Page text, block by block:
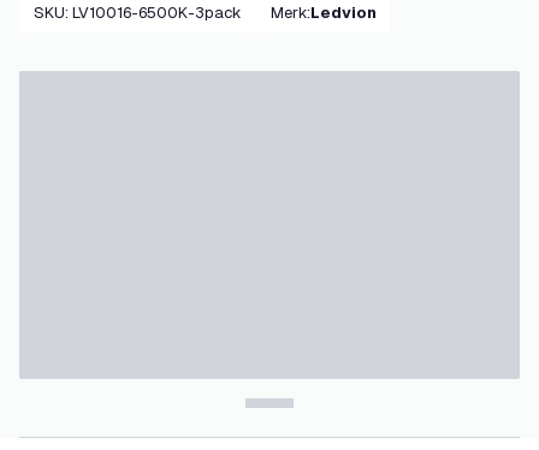
SKU: LV10016-6500K-3pack Merk: Ledvion